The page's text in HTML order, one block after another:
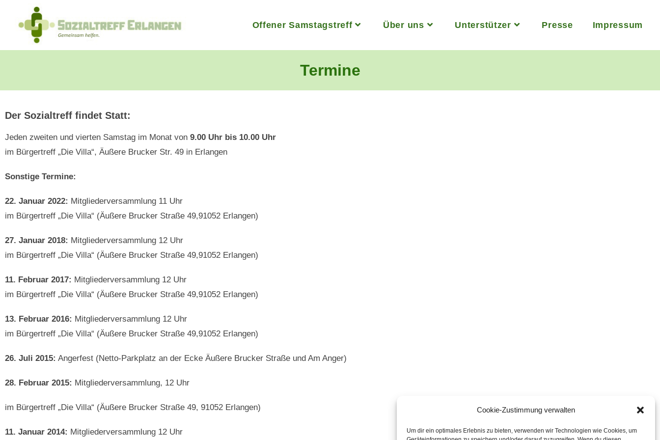
Cookie-Zustimmung verwalten
Um dir ein optimales Erlebnis zu bieten, verwenden wir Technologien wie Cookies, um
Offener Samstagstreff Über uns Unterstützer Presse Impressum
Termine
Der Sozialtreff findet Statt:
Jeden zweiten und vierten Samstag im Monat von 9.00 Uhr bis 10.00 Uhr
im Bürgertreff „Die Villa“, Äußere Brucker Str. 49 in Erlangen
Sonstige Termine:
22. Januar 2022: Mitgliederversammlung 11 Uhr
im Bürgertreff „Die Villa“ (Äußere Brucker Straße 49,91052 Erlangen)
27. Januar 2018: Mitgliederversammlung 12 Uhr
im Bürgertreff „Die Villa“ (Äußere Brucker Straße 49,91052 Erlangen)
11. Februar 2017: Mitgliederversammlung 12 Uhr
im Bürgertreff „Die Villa“ (Äußere Brucker Straße 49,91052 Erlangen)
13. Februar 2016: Mitgliederversammlung 12 Uhr
im Bürgertreff „Die Villa“ (Äußere Brucker Straße 49,91052 Erlangen)
26. Juli 2015: Angerfest (Netto-Parkplatz an der Ecke Äußere Brucker Straße und Am Anger)
28. Februar 2015: Mitgliederversammlung, 12 Uhr
im Bürgertreff „Die Villa“ (Äußere Brucker Straße 49, 91052 Erlangen)
11. Januar 2014: Mitgliederversammlung 12 Uhr